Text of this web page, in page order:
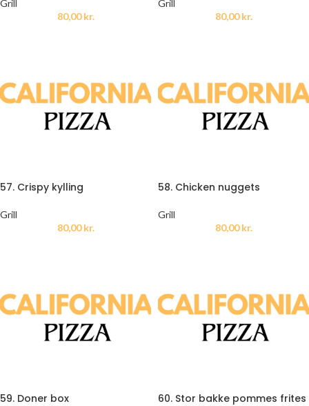
Grill
80,00kr.
Grill
80,00kr.
57. Crispy kylling
Grill
80,00kr.
58. Chicken nuggets
Grill
80,00kr.
59. Doner box 60. Stor bakke pommes frites